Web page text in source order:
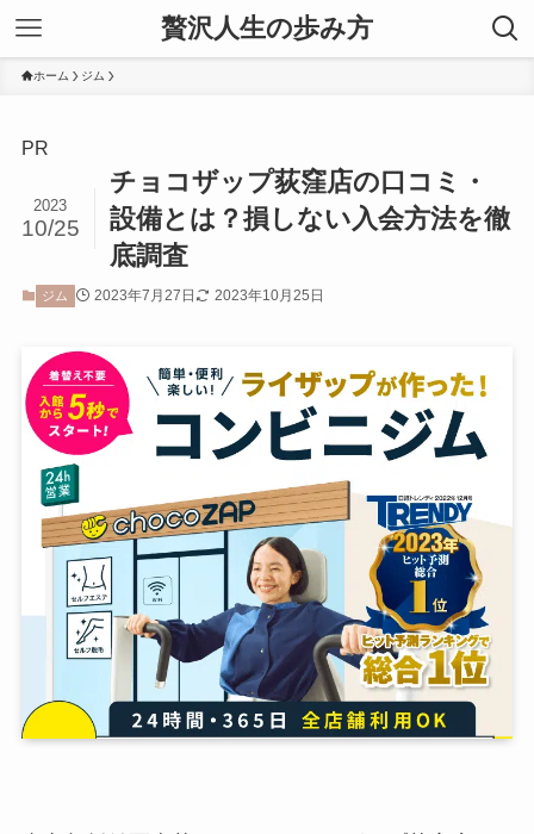
贅沢人生の歩み方
ホーム ジム
PR
チョコザップ荻窪店の口コミ・
設備とは？損しない入会方法を徹
底調査
2023
10/25
ジム 2023年7月27日 2023年10月25日